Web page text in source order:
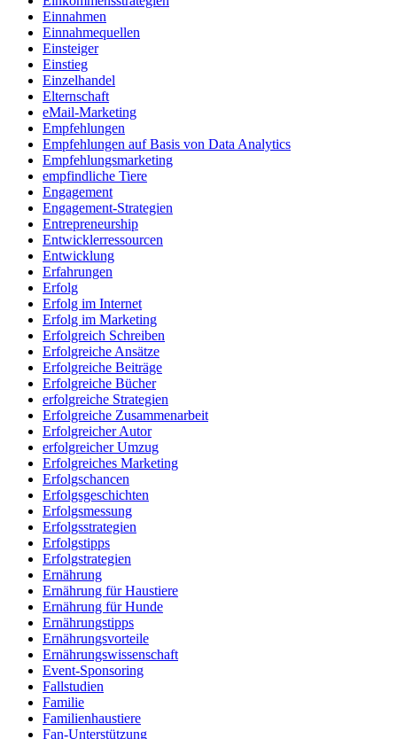
Einnahmen
Einnahmequellen
Einsteiger
Einstieg
Einzelhandel
Elternschaft
eMail-Marketing
Empfehlungen
Empfehlungen auf Basis von Data Analytics
Empfehlungsmarketing
empfindliche Tiere
Engagement
Engagement-Strategien
Entrepreneurship
Entwicklerressourcen
Entwicklung
Erfahrungen
Erfolg
Erfolg im Internet
Erfolg im Marketing
Erfolgreich Schreiben
Erfolgreiche Ansätze
Erfolgreiche Beiträge
Erfolgreiche Bücher
erfolgreiche Strategien
Erfolgreiche Zusammenarbeit
Erfolgreicher Autor
erfolgreicher Umzug
Erfolgreiches Marketing
Erfolgschancen
Erfolgsgeschichten
Erfolgsmessung
Erfolgsstrategien
Erfolgstipps
Erfolgstrategien
Ernährung
Ernährung für Haustiere
Ernährung für Hunde
Ernährungstipps
Ernährungsvorteile
Ernährungswissenschaft
Event-Sponsoring
Fallstudien
Familie
Familienhaustiere
Fan-Unterstützung